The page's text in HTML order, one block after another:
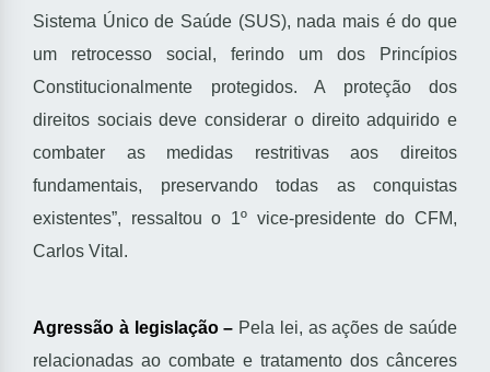
Sistema Único de Saúde (SUS), nada mais é do que
um retrocesso social, ferindo um dos Princípios
Constitucionalmente protegidos. A proteção dos
direitos sociais deve considerar o direito adquirido e
combater as medidas restritivas aos direitos
fundamentais, preservando todas as conquistas
existentes”, ressaltou o 1º vice-presidente do CFM,
Carlos Vital.
Agressão à legislação – Pela lei, as ações de saúde
relacionadas ao combate e tratamento dos cânceres